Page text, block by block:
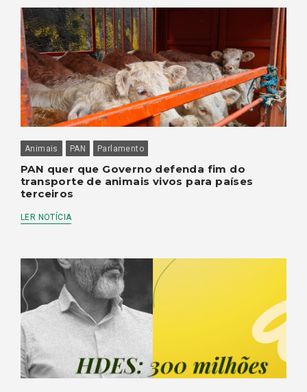
Animais PAN Parlamento
PAN quer que Governo defenda fim do
transporte de animais vivos para países
terceiros
LER NOTÍCIA